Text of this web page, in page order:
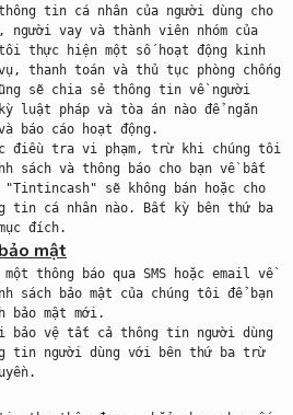
tin cá nhân của người dùng cho
người vay và thành viên nhóm của
thực hiện một số hoạt động kinh
thanh toán và thủ tục phòng chống
sẽ chia sẻ thông tin về người
luật pháp và tòa án nào để ngăn
báo cáo hoạt động.
điều tra vi phạm, trừ khi chúng tôi
sách và thông báo cho bạn về bất
sẽ không bán hoặc cho
tin cá nhân nào. Bất kỳ bên thứ ba
mật
thông báo qua SMS hoặc email về
sách bảo mật của chúng tôi để bạn
bảo mật mới.
bảo vệ tất cả thông tin người dùng
tin người dùng với bên thứ ba trừ